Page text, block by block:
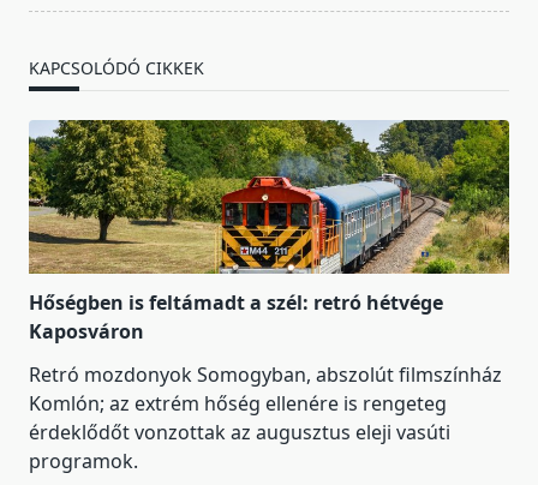
KAPCSOLÓDÓ CIKKEK
Hőségben is feltámadt a szél: retró hétvége
Kaposváron
Retró mozdonyok Somogyban, abszolút filmszínház
Komlón; az extrém hőség ellenére is rengeteg
érdeklődőt vonzottak az augusztus eleji vasúti
programok.